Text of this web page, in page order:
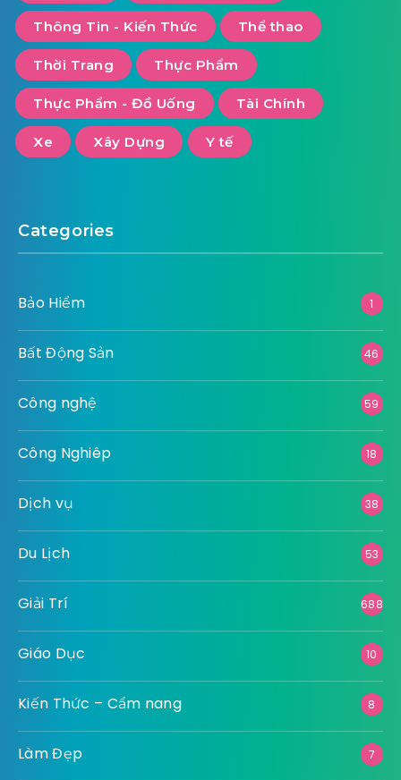
Thông Tin - Kiến Thức Thể thao
Thời Trang Thực Phẩm
Thực Phẩm - Đồ Uống Tài Chính
Xe Xây Dựng Y tế
Categories
Bảo Hiểm 1
Bất Động Sản 46
Công nghệ 59
Công Nghiêp 18
Dịch vụ 38
Du Lịch 53
Giải Trí 688
Giáo Dục 10
Kiến Thức – Cẩm nang 8
Làm Đẹp 7